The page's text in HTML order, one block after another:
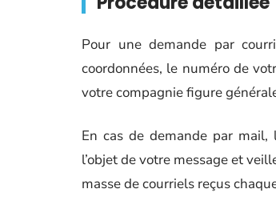
Pour une demande par
coordonnées, le numéro de
votre compagnie figure
En cas de demande par
l’objet de votre message et
masse de courriels reçus